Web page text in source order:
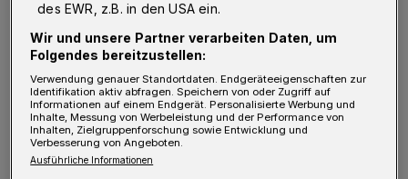
Von Peter Bergener
T geplanten Siege und es Überraschungen
gibt. Früher gab es das ja fast immer, aber in
den vergangenen Jahren kannte man schon
des EWR, z.B. in den USA ein.
Wir und unsere Partner verarbeiten Daten, um
Folgendes bereitzustellen:
Verwendung genauer Standortdaten. Endgeräteeigenschaften zur
Identifikation aktiv abfragen. Speichern von oder Zugriff auf
Informationen auf einem Endgerät. Personalisierte Werbung und
Inhalte, Messung von Werbeleistung und der Performance von
Inhalten, Zielgruppenforschung sowie Entwicklung und
Verbesserung von Angeboten.
Ausführliche Informationen